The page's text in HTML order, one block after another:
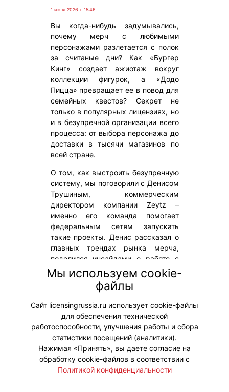
1 июля 2026 г. 15:46
Вы когда-нибудь задумывались,
почему мерч с любимыми
персонажами разлетается с полок
за считаные дни? Как «Бургер
Кинг» создает ажиотаж вокруг
коллекции фигурок, а «Додо
Пицца» превращает ее в повод для
семейных квестов? Секрет не
только в популярных лицензиях, но
и в безупречной организации всего
процесса: от выбора персонажа до
доставки в тысячи магазинов по
всей стране.
О том, как выстроить безупречную
систему, мы поговорили с Денисом
Трушиным, коммерческим
директором компании Zeytz –
именно его команда помогает
федеральным сетям запускать
такие проекты. Денис рассказал о
главных трендах рынка мерча,
поделился инсайдами о работе с
лицензиями и объяснил, почему
даже крупным брендам выгоднее
доверить процесс
профессионалам.
#Интервью
Мы используем cookie-
файлы
Сайт licensingrussia.ru использует cookie-файлы
для обеспечения технической
работоспособности, улучшения работы и сбора
статистики посещений (аналитики).
Нажимая «Принять», вы даете согласие на
обработку cookie-файлов в соответствии с
Политикой конфиденциальности